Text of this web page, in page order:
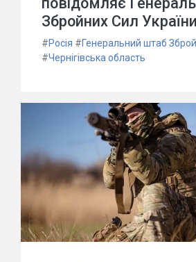
Збройних Сил
#Росія #Генеральний штаб
#Чернігівська область